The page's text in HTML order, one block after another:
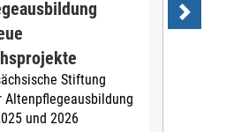
Stiftung
Altenpflegeausbildung
und 2026